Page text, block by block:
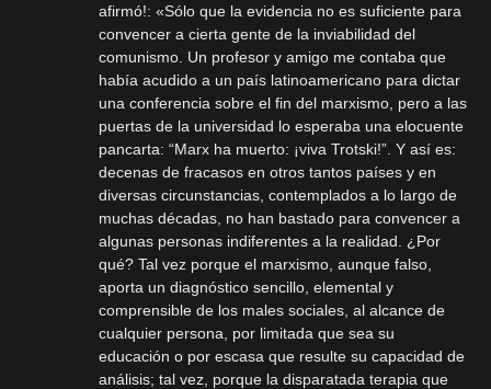
afirmó!: «Sólo que la evidencia no es suficiente para
convencer a cierta gente de la inviabilidad del
comunismo. Un profesor y amigo me contaba que
había acudido a un país latinoamericano para dictar
una conferencia sobre el fin del marxismo, pero a las
puertas de la universidad lo esperaba una elocuente
pancarta: “Marx ha muerto: ¡viva Trotski!”. Y así es:
decenas de fracasos en otros tantos países y en
diversas circunstancias, contemplados a lo largo de
muchas décadas, no han bastado para convencer a
algunas personas indiferentes a la realidad. ¿Por
qué? Tal vez porque el marxismo, aunque falso,
aporta un diagnóstico sencillo, elemental y
comprensible de los males sociales, al alcance de
cualquier persona, por limitada que sea su
educación o por escasa que resulte su capacidad de
análisis; tal vez, porque la disparatada terapia que